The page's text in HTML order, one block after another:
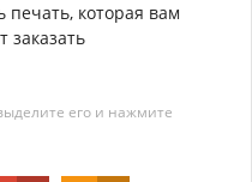
печать, которая вам
заказать
его и нажмите